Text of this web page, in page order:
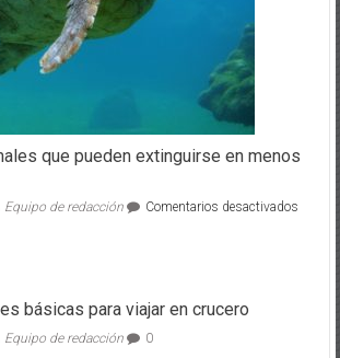
que pueden extinguirse en menos
Equipo de redacción Comentarios desactivadosen
básicas para viajar en crucero
Equipo de redacción 0